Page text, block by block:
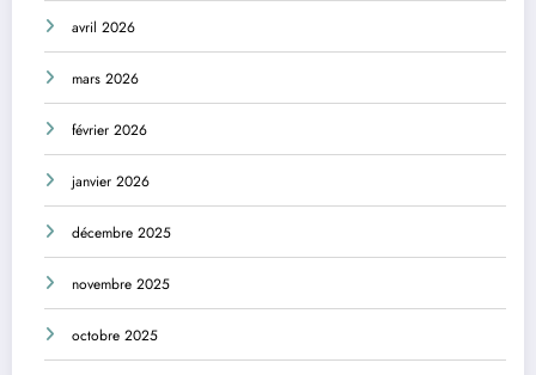
avril 2026
mars 2026
février 2026
janvier 2026
décembre 2025
novembre 2025
octobre 2025